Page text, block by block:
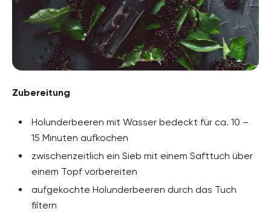
Zubereitung
Holunderbeeren mit Wasser bedeckt für ca. 10 –
15 Minuten aufkochen
zwischenzeitlich ein Sieb mit einem Safttuch über
einem Topf vorbereiten
aufgekochte Holunderbeeren durch das Tuch
filtern